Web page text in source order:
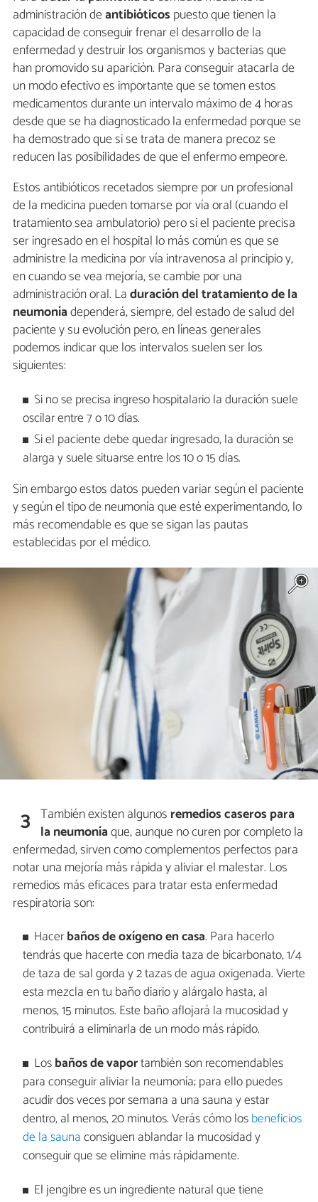
administración deantibióticos puesto que tienen la
capacidad de conseguir frenar el desarrollo de la
enfermedad y destruir los organismos y bacterias que
han promovido su aparición. Para conseguir atacarla de
un modo efectivo es importante que se tomen estos
medicamentos durante un intervalo máximo de 4 horas
desde que se ha diagnosticado la enfermedad porque se
ha demostrado que si se trata de manera precoz se
reducen las posibilidades de que el enfermo empeore.
Estos antibióticos recetados siempre por un profesional
de la medicina pueden tomarse por vía oral (cuando el
tratamiento sea ambulatorio) pero si el paciente precisa
ser ingresado en el hospital lo más común es que se
administre la medicina por vía intravenosa al principio y,
en cuando se vea mejoría, se cambie por una
administración oral. Laduración del tratamiento de la
neumoníadependerá, siempre, del estado de salud del
paciente y su evolución pero, en líneas generales
podemos indicar que los intervalos suelen ser los
siguientes:
Si no se precisa ingreso hospitalario la duración suele
oscilar entre 7 o 10 días.
Si el paciente debe quedar ingresado, la duración se
alarga y suele situarse entre los 10 o 15 días.
Sin embargo estos datos pueden variar según el paciente
y según el tipo de neumonía que esté experimentando, lo
más recomendable es que se sigan las pautas
establecidas por el médico.
3 También existen algunos remedios caseros para
la neumoníaque, aunque no curen por completo la
enfermedad, sirven como complementos perfectos para
notar una mejoría más rápida y aliviar el malestar. Los
remedios más eficaces para tratar esta enfermedad
respiratoria son:
Hacerbaños de oxígeno en casa. Para hacerlo
tendrás que hacerte con media taza de bicarbonato, 1/4
de taza de sal gorda y 2 tazas de agua oxigenada. Vierte
esta mezcla en tu baño diario y alárgalo hasta, al
menos, 15 minutos. Este baño aflojará la mucosidad y
contribuirá a eliminarla de un modo más rápido.
Losbaños de vaportambién son recomendables
para conseguir aliviar la neumonía; para ello puedes
acudir dos veces por semana a una sauna y estar
dentro, al menos, 20 minutos. Verás cómo losbeneficios
de la saunaconsiguen ablandar la mucosidad y
conseguir que se elimine más rápidamente.
El jengibre es un ingrediente natural que tiene